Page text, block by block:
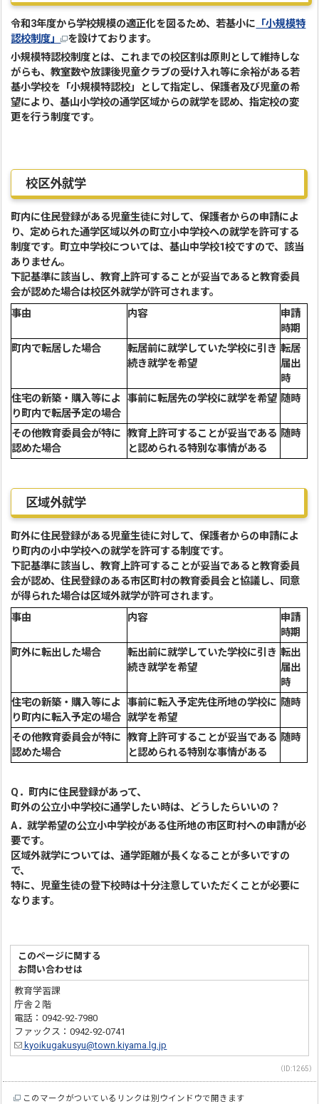
令和3年度から学校規模の適正化を図るため、若基小に 「小規模特
認校制度」
を設けております。
小規模特認校制度とは、これまでの校区割は原則として維持しな
がらも、教室数や放課後児童クラブの受け入れ等に余裕がある若
基小学校を「小規模特認校」として指定し、保護者及び児童の希
望により、基山小学校の通学区域からの就学を認め、指定校の変
更を行う制度です。
校区外就学
町内に住民登録がある児童生徒に対して、保護者からの申請によ
り、定められた通学区域以外の町立小中学校への就学を許可する
制度です。町立中学校については、基山中学校1校ですので、該当
ありません。
下記基準に該当し、教育上許可することが妥当であると教育委員
会が認めた場合は校区外就学が許可されます。
事由
内容
申請
時期
町内で転居した場合
転居前に就学していた学校に引き
続き就学を希望
転居
届出
時
住宅の新築・購入等によ
り町内で転居予定の場合
事前に転居先の学校に就学を希望 随時
その他教育委員会が特に
認めた場合
教育上許可することが妥当である
と認められる特別な事情がある
随時
区域外就学
町外に住民登録がある児童生徒に対して、保護者からの申請によ
り町内の小中学校への就学を許可する制度です。
下記基準に該当し、教育上許可することが妥当であると教育委員
会が認め、住民登録のある市区町村の教育委員会と協議し、同意
が得られた場合は区域外就学が許可されます。
事由
内容
申請
時期
町外に転出した場合
転出前に就学していた学校に引き
続き就学を希望
転出
届出
時
住宅の新築・購入等によ
り町内に転入予定の場合
事前に転入予定先住所地の学校に
就学を希望
随時
その他教育委員会が特に
認めた場合
教育上許可することが妥当である
と認められる特別な事情がある
随時
Q．町内に住民登録があって、
町外の公立小中学校に通学したい時は、どうしたらいいの？
A．就学希望の公立小中学校がある住所地の市区町村への申請が必
要です。
区域外就学については、通学距離が長くなることが多いですの
で、
特に、児童生徒の登下校時は十分注意していただくことが必要に
なります。
このページに関する
お問い合わせは
教育学習課
庁舎２階
電話：0942-92-7980
ファックス：0942-92-0741
kyoikugakusyu@town.kiyama.lg.jp
（ID:1265）
このマークがついているリンクは別ウインドウで開きます